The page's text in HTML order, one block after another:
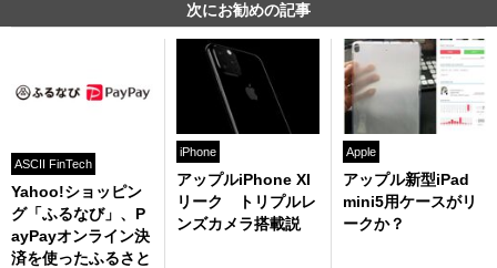
次にお勧めの記事
ASCII FinTech
Yahoo!ショッピン
グ「ふるなび」、P
ayPayオンライン決
済を使ったふるさと
iPhone
アップルiPhone XI
リーク トリプルレ
ンズカメラ搭載説
Apple
アップル新型iPad
mini5用ケースがリ
ークか？